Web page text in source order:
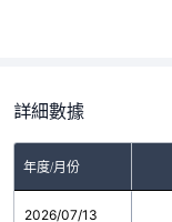
詳細數據
年度/月份
2026/07/13